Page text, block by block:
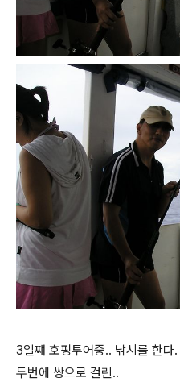
3일쨰 호핑투어중.. 낚시를 한다
두번에 쌍으로 걸린..